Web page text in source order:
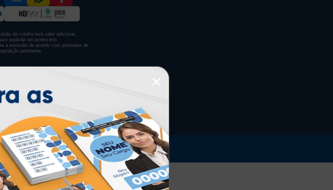
de crédito terá valor adicional.
poderão ter acréscimo.
a emissão de acordo com prestador de
pertinente.
| CNPJ: 28.045.354/0002-52
direitos reservados.